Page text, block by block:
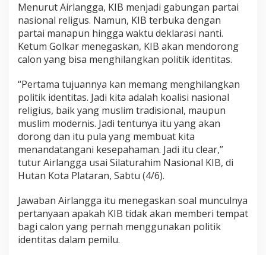
Menurut Airlangga, KIB menjadi gabungan partai
nasional religus. Namun, KIB terbuka dengan
partai manapun hingga waktu deklarasi nanti.
Ketum Golkar menegaskan, KIB akan mendorong
calon yang bisa menghilangkan politik identitas.
“Pertama tujuannya kan memang menghilangkan
politik identitas. Jadi kita adalah koalisi nasional
religius, baik yang muslim tradisional, maupun
muslim modernis. Jadi tentunya itu yang akan
dorong dan itu pula yang membuat kita
menandatangani kesepahaman. Jadi itu clear,”
tutur Airlangga usai Silaturahim Nasional KIB, di
Hutan Kota Plataran, Sabtu (4/6).
Jawaban Airlangga itu menegaskan soal munculnya
pertanyaan apakah KIB tidak akan memberi tempat
bagi calon yang pernah menggunakan politik
identitas dalam pemilu.